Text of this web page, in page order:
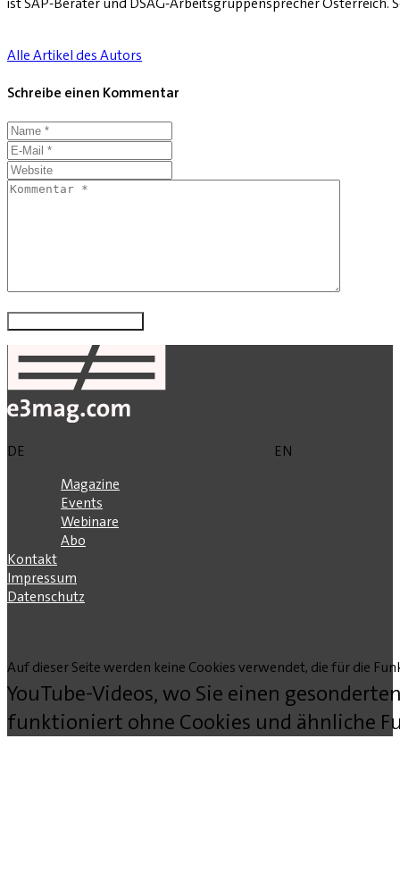
Alle Artikel des Autors
Schreibe einen Kommentar
DE
EN
Magazine
Events
Webinare
Abo
Kontakt
Impressum
Datenschutz
Auf dieser Seite werden keine Cookies verwendet, die für die
YouTube-Videos, wo Sie einen
funktioniert ohne Cookies und ähnliche